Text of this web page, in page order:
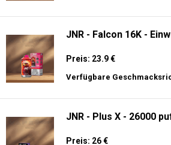
JNR - Falcon 16K -
Preis: 23.9 €
Verfügbare
JNR - Plus X - 26000
Preis: 26 €